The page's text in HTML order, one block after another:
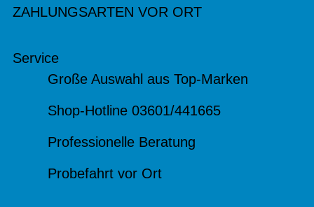
ZAHLUNGSARTEN VOR ORT
Service
Große Auswahl aus Top-Marken
Shop-Hotline 03601/441665
Professionelle Beratung
Probefahrt vor Ort